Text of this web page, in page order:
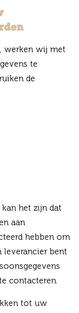
werken wij met
te
de
het zijn dat
aan
hebben om
leverancier bent
contacteren.
tot uw